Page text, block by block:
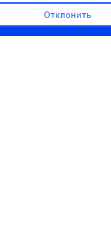
Отклонить